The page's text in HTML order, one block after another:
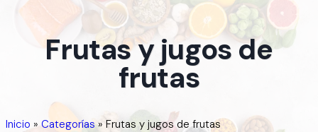
Frutas y jugos de
frutas
Inicio » Categorías» Frutas y jugos de frutas